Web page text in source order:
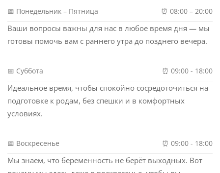
📅 Понедельник – Пятница ⏰ 08:00 – 20:00
Ваши вопросы важны для нас в любое время дня — мы
готовы помочь вам с раннего утра до позднего вечера.
📅 Суббота ⏰ 09:00 - 18:00
Идеальное время, чтобы спокойно сосредоточиться на
подготовке к родам, без спешки и в комфортных
условиях.
📅 Воскресенье ⏰ 09:00 - 18:00
Мы знаем, что беременность не берёт выходных. Вот